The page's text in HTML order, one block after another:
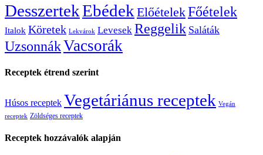
DesszertekEbédek ElőételekFőételek
Italok Köretek Lekvárok Levesek Reggelik Saláták
UzsonnákVacsorák
Receptek étrend szerint
Húsos receptek Vegetáriánus receptek Vegán
receptek Zöldséges receptek
Receptek hozzávalók alapján